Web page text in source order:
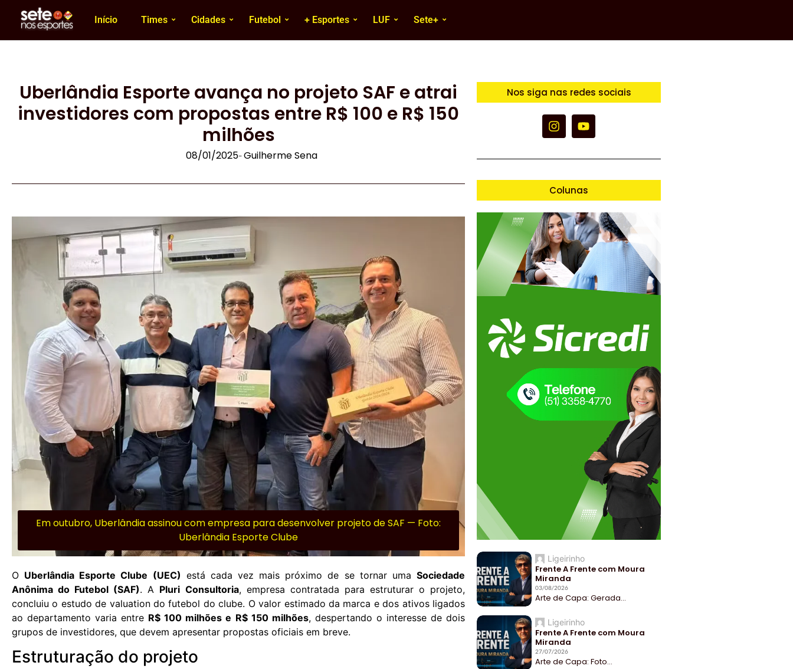
Início Times Cidades Futebol + Esportes LUF Sete+
Uberlândia Esporte avança no projeto SAF e atrai
investidores com propostas entre R$ 100 e R$ 150
milhões
08/01/2025-Guilherme Sena
Em outubro, Uberlândia assinou com empresa para desenvolver projeto de SAF — Foto:
Uberlândia Esporte Clube
O Uberlândia Esporte Clube (UEC) está cada vez mais próximo de se tornar umaSociedade
Anônima do Futebol (SAF). A Pluri Consultoria, empresa contratada para estruturar o projeto,
concluiu o estudo de valuation do futebol do clube. O valor estimado da marca e dos ativos ligados
ao departamento varia entre R$ 100 milhões e R$ 150 milhões, despertando o interesse de dois
grupos de investidores, que devem apresentar propostas oficiais em breve.
Estruturação do projeto
Nos siga nas redes sociais
Colunas
Ligeirinho
Frente A Frente com Moura
Miranda
03/08/2026
Arte de Capa: Gerada...
Ligeirinho
Frente A Frente com Moura
Miranda
27/07/2026
Arte de Capa: Foto...